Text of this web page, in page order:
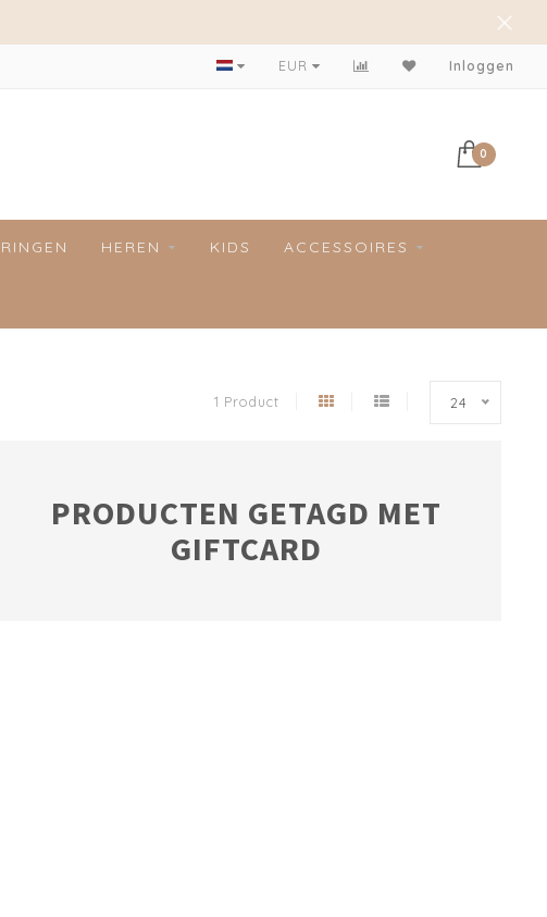
Achteraf betalen mogelijk!
EUR Inloggen
0
RINGEN HEREN KIDS ACCESSOIRES
1 Product 24
PRODUCTEN GETAGD MET
GIFTCARD